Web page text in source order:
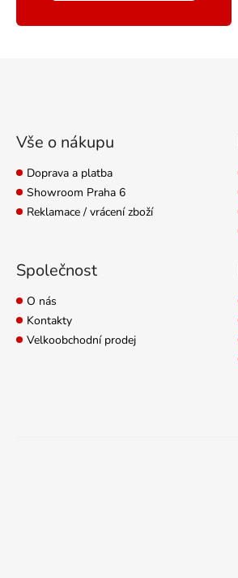
Vše o nákupu
Doprava a platba
Showroom Praha 6
Reklamace / vrácení zboží
Společnost
O nás
Kontakty
Velkoobchodní prodej